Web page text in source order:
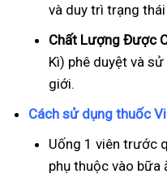
và duy trì trạng
Chất Lượng Được
Kì) phê duyệt và
giới.
Cách sử dụng thuốc
Uống 1 viên trước
phụ thuộc vào bữa